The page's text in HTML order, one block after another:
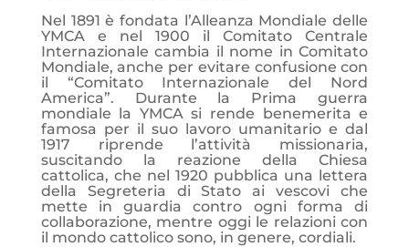
Nel 1891 è fondata l’Alleanza Mondiale delle
YMCA e nel 1900 il Comitato Centrale
Internazionale cambia il nome in Comitato
Mondiale, anche per evitare confusione con
il “Comitato Internazionale del Nord
America”. Durante la Prima guerra
mondiale la YMCA si rende benemerita e
famosa per il suo lavoro umanitario e dal
1917 riprende l’attività missionaria,
suscitando la reazione della Chiesa
cattolica, che nel 1920 pubblica una lettera
della Segreteria di Stato ai vescovi che
mette in guardia contro ogni forma di
collaborazione, mentre oggi le relazioni con
il mondo cattolico sono, in genere, cordiali.